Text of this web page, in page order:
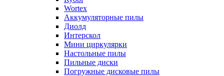
Wortex
Аккумуляторные пилы
Диолд
Интерскол
Мини циркулярки
Настольные пилы
Пильные диски
Погружные дисковые пилы